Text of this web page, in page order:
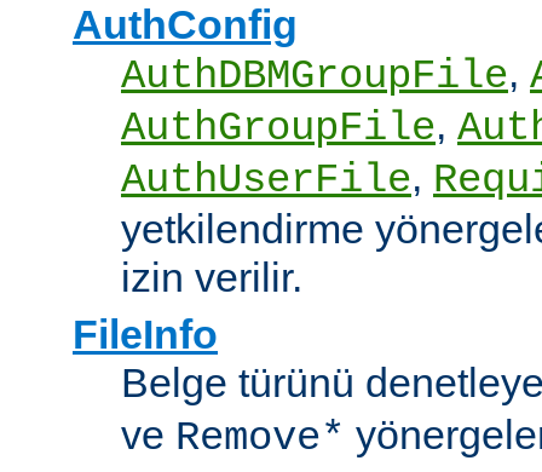
AuthConfig
AuthDBMGroupFile,
AuthGroupFile,
AuthUserFile,
yetkilendirme
izin verilir.
FileInfo
Belge türünü
ve Remove*